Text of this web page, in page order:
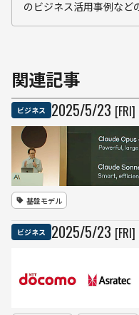
のビジネス活用事例など
関連記事
ビジネス 2025/5/23 [FRI]
基盤モデル
ビジネス 2025/5/23 [FRI]